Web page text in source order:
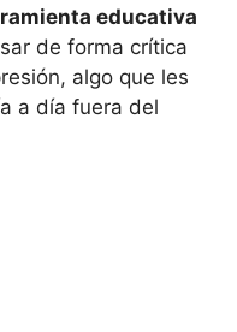
educativa
de forma crítica
algo que les
a día fuera del